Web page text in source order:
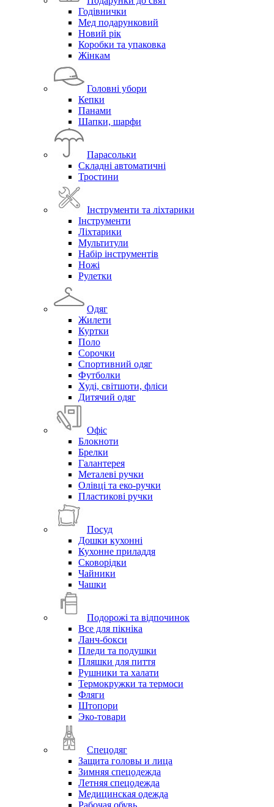
Годівнички
Мед подарунковий
Новий рік
Коробки та упаковка
Жінкам
Головні убори
Кепки
Панами
Шапки, шарфи
Парасольки
Складні автоматичні
Тростини
Інструменти та ліхтарики
Інструменти
Ліхтарики
Мультитули
Набір інструментів
Ножі
Рулетки
Одяг
Жилети
Куртки
Поло
Сорочки
Спортивний одяг
Футболки
Худі, світшоти, фліси
Дитячий одяг
Офіс
Блокноти
Брелки
Галантерея
Металеві ручки
Олівці та еко-ручки
Пластикові ручки
Посуд
Дошки кухонні
Кухонне приладдя
Сковорідки
Чайники
Чашки
Подорожі та відпочинок
Все для пікніка
Ланч-бокси
Пледи та подушки
Пляшки для пиття
Рушники та халати
Термокружки та термоси
Фляги
Штопори
Эко-товари
Спецодяг
Защита головы и лица
Зимняя спецодежда
Летняя спецодежда
Медицинская одежда
Рабочая обувь